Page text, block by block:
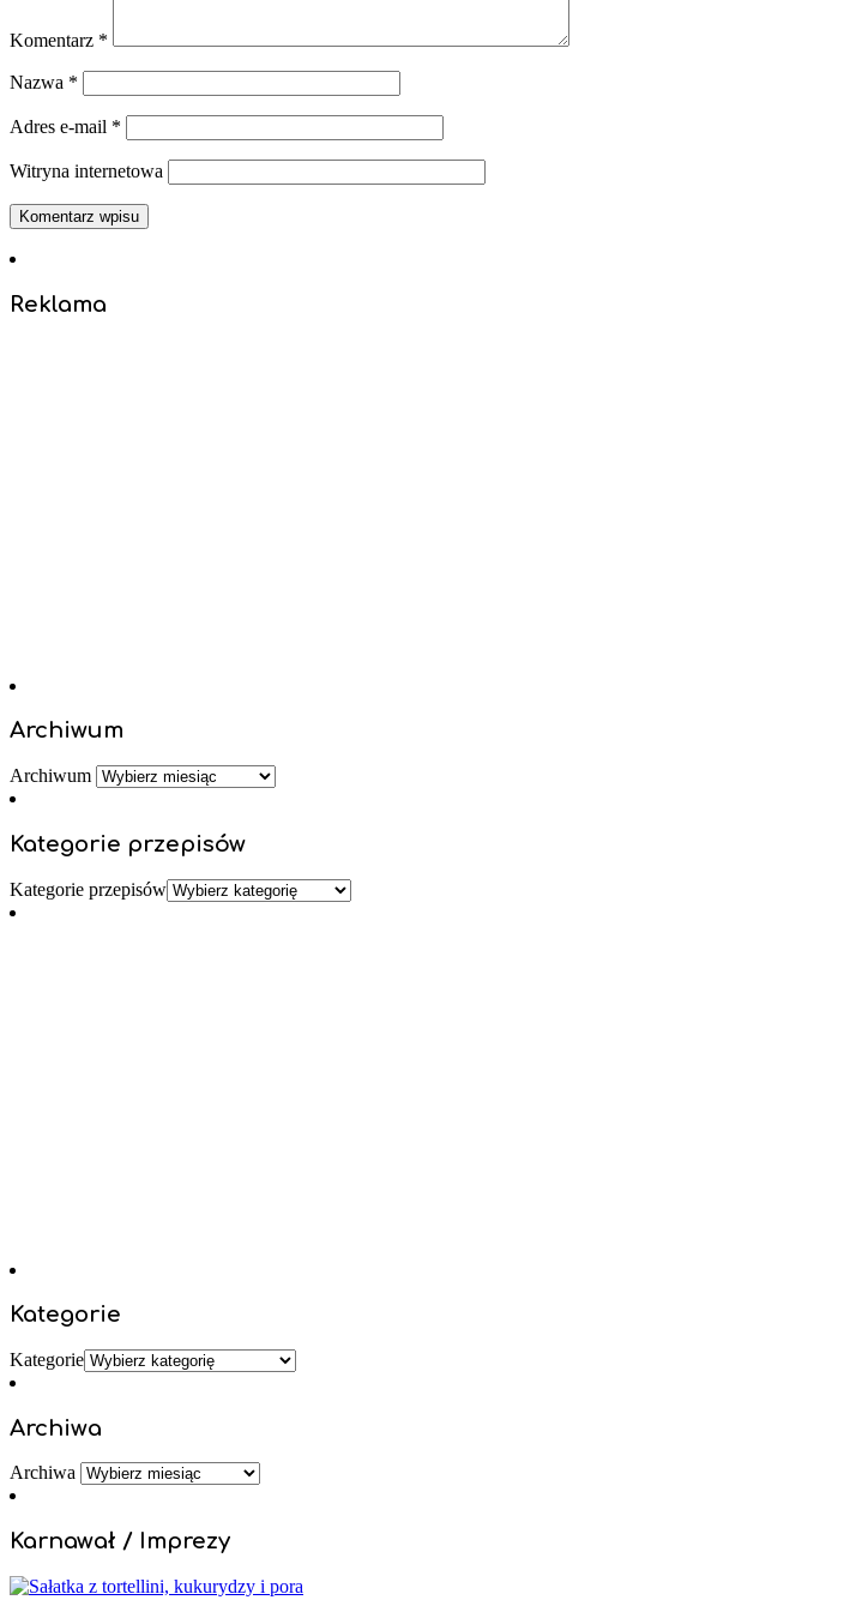
Komentarz *
Nazwa *
Adres e-mail *
Witryna internetowa
Reklama
Archiwum
Archiwum
Kategorie przepisów
Kategorie przepisów
Kategorie
Kategorie
Archiwa
Archiwa
Karnawał / Imprezy